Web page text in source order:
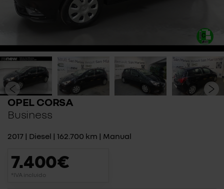
OPEL CORSA
Business
2017 | Diesel | 162.700 km | Manual
7.400€
*IVA incluido